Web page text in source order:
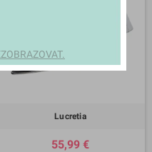
Lucretia
55,99 €